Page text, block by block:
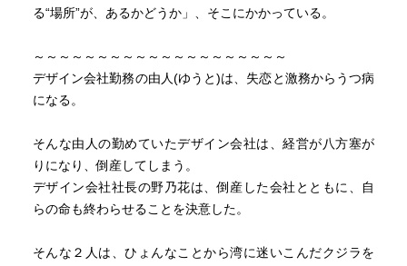
る“場所”が、あるかどうか」、そこにかかっている。
～～～～～～～～～～～～～～～～～～～～
デザイン会社勤務の由人(ゆうと)は、失恋と激務からうつ病
になる。
そんな由人の勤めていたデザイン会社は、経営が八方塞が
りになり、倒産してしまう。
デザイン会社社長の野乃花は、倒産した会社とともに、自
らの命も終わらせることを決意した。
そんな２人は、ひょんなことから湾に迷いこんだクジラを